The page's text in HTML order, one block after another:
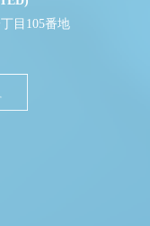
目105番地